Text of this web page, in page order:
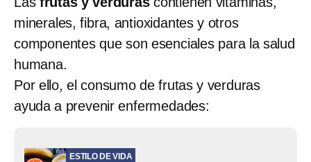
minerales, fibra, antioxidantes y otros
componentes que son esenciales para la salud
humana.
Por ello, el consumo de frutas y verduras
ayuda a prevenir enfermedades:
ESTILO DE VIDA